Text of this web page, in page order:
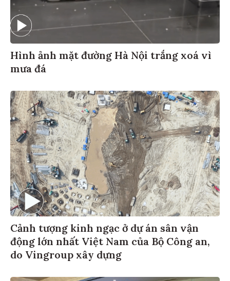
Hình ảnh mặt đường Hà Nội trắng xoá vì
mưa đá
Cảnh tượng kinh ngạc ở dự án sân vận
động lớn nhất Việt Nam của Bộ Công an,
do Vingroup xây dựng